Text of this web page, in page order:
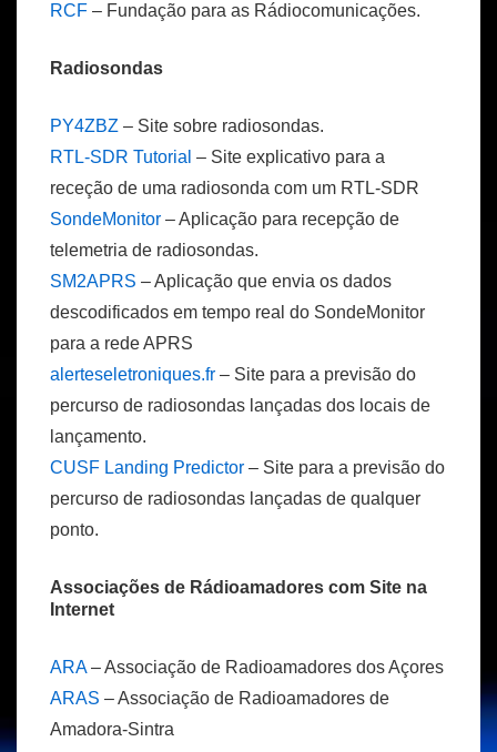
RCF – Fundação para as Rádiocomunicações.
Radiosondas
PY4ZBZ – Site sobre radiosondas.
RTL-SDR Tutorial – Site explicativo para a
receção de uma radiosonda com um RTL-SDR
SondeMonitor – Aplicação para recepção de
telemetria de radiosondas.
SM2APRS – Aplicação que envia os dados
descodificados em tempo real do SondeMonitor
para a rede APRS
alerteseletroniques.fr – Site para a previsão do
percurso de radiosondas lançadas dos locais de
lançamento.
CUSF Landing Predictor – Site para a previsão do
percurso de radiosondas lançadas de qualquer
ponto.
Associações de Rádioamadores com Site na
Internet
ARA– Associação de Radioamadores dos Açores
ARAS – Associação de Radioamadores de
Amadora-Sintra